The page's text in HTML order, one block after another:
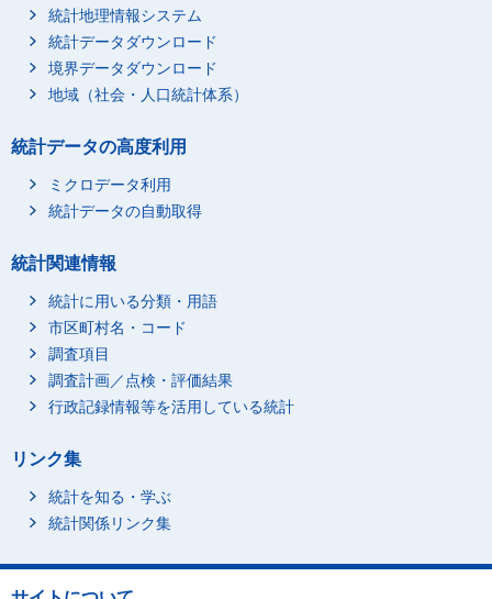
統計地理情報システム
統計データダウンロード
境界データダウンロード
地域（社会・人口統計体系）
統計データの高度利用
ミクロデータ利用
統計データの自動取得
統計関連情報
統計に用いる分類・用語
市区町村名・コード
調査項目
調査計画／点検・評価結果
行政記録情報等を活用している統計
リンク集
統計を知る・学ぶ
統計関係リンク集